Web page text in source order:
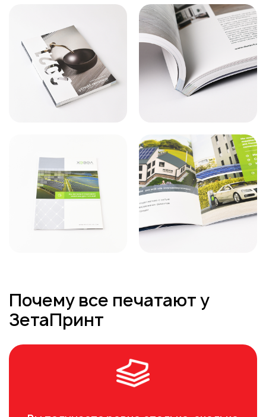
Почему все печатают у
ЗетаПринт